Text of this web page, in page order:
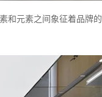
和元素之间象征着品牌的